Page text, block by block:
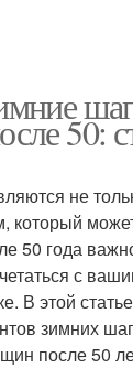
50:
не
который
50 года
с
В этой
зимних
после 50